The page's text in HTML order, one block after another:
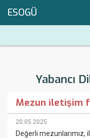
ESOGÜ
Yabancı
Mezun iletişim
20.05.2025
Değerli